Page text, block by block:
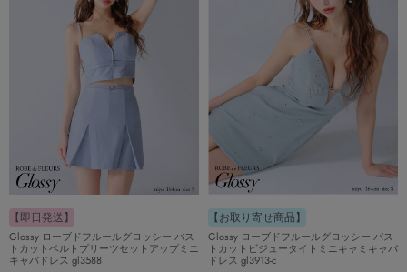
【即日発送】
Glossy ローブドフルールグロッシー バス
トカットベルトプリーツセットアップミニ
キャバドレス gl3588
【お取り寄せ商品】
Glossy ローブドフルールグロッシー バス
トカットビジュータイトミニキャミキャバ
ドレス gl3913-c